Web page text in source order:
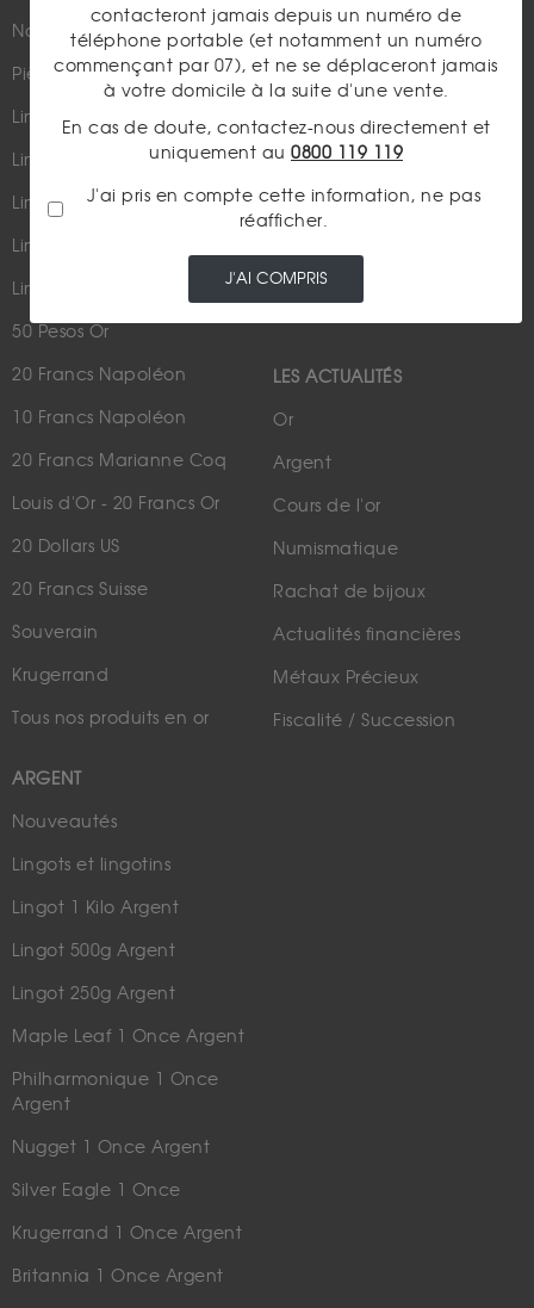
Nouveautés
Pièces d'or d'investissement
Lingots et lingotins
Lingot 1Kg Or
Lingot 100g Or
Lingotin 1 Once Or
Lingotin 1g Or
50 Pesos Or
20 Francs Napoléon
10 Francs Napoléon
20 Francs Marianne Coq
Louis d'Or - 20 Francs Or
20 Dollars US
20 Francs Suisse
Souverain
Krugerrand
Tous nos produits en or
ARGENT
Nouveautés
Lingots et lingotins
Lingot 1 Kilo Argent
Lingot 500g Argent
Lingot 250g Argent
Maple Leaf 1 Once Argent
Philharmonique 1 Once
Argent
Nugget 1 Once Argent
Silver Eagle 1 Once
Krugerrand 1 Once Argent
Britannia 1 Once Argent
Suivez-nous
Parutions dans les médias
Qui sommes-nous ?
Plan du site
LES ACTUALITÉS
Or
Argent
Cours de l'or
Numismatique
Rachat de bijoux
Actualités financières
Métaux Précieux
Fiscalité / Succession
contacteront jamais depuis un numéro de
téléphone portable (et notamment un numéro
commençant par 07), et ne se déplaceront jamais
à votre domicile à la suite d'une vente.
En cas de doute, contactez-nous directement et
uniquement au 0800 119 119
J'ai pris en compte cette information, ne pas
réafficher.
J'AI COMPRIS